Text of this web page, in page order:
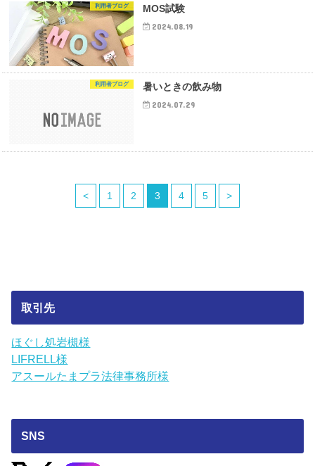
利用者ブログ MOS試験
2024.08.19
利用者ブログ 暑いときの飲み物
2024.07.29
< 1 2 3 4 5 >
取引先
ほぐし処岩槻様
LIFRELL様
アスールたまプラ法律事務所様
SNS